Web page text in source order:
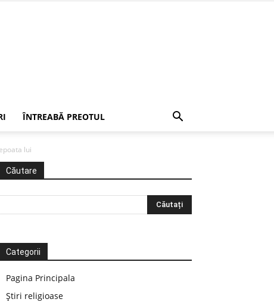
ÎNTREABĂ PREOTUL
lui
Căutare
Categorii
Pagina Principala
Știri religioase